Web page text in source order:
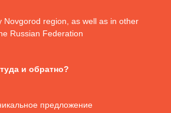
Novgorod region, as well as in other
Russian Federation
и обратно?
предложение